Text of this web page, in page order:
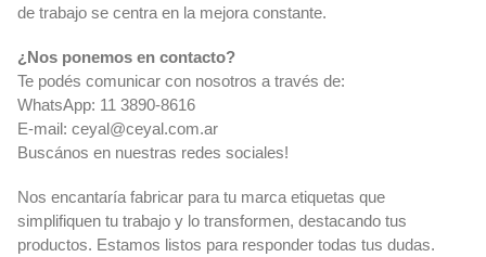
de trabajo se centra en la mejora constante.
¿Nos ponemos en contacto?
Te podés comunicar con nosotros a través de:
WhatsApp: 11 3890-8616
E-mail: ceyal@ceyal.com.ar
Buscános en nuestras redes sociales!
Nos encantaría fabricar para tu marca etiquetas que
simplifiquen tu trabajo y lo transformen, destacando tus
productos. Estamos listos para responder todas tus dudas.